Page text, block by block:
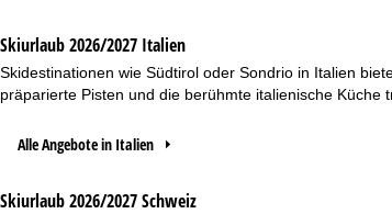
Skiurlaub 2026/2027 Italien
Skidestinationen wie Südtirol oder Sondrio in Italien
präparierte Pisten und die berühmte italienische Küche
Alle Angebote in Italien
Skiurlaub 2026/2027 Schweiz